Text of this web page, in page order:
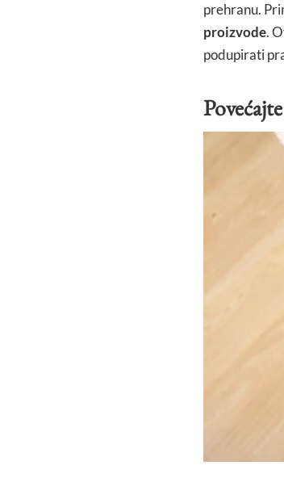
prehranu.
proizvode.
podupirati